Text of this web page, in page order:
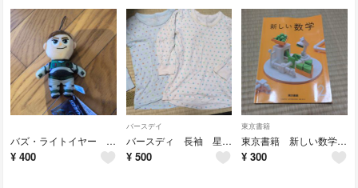
バズ・ライトイヤー モアプラスベーシックマスコット ストラップ ぬいぐるみ
¥ 400
バースデイ
バースディ 長袖 星柄 インナーシャツ 120cm 2枚組 男の子
¥ 500
東京書籍
東京書籍 新しい数学 2 中学校 2年生 教科書
¥ 300